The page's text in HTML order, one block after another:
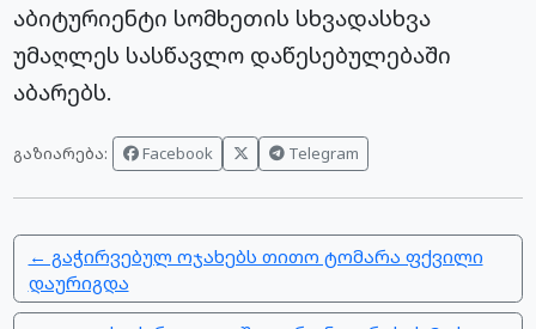
აბიტურიენტი სომხეთის სხვადასხვა
უმაღლეს სასწავლო დაწესებულებაში
აბარებს.
გაზიარება: Facebook Telegram
← გაჭირვებულ ოჯახებს თითო ტომარა ფქვილი
დაურიგდა